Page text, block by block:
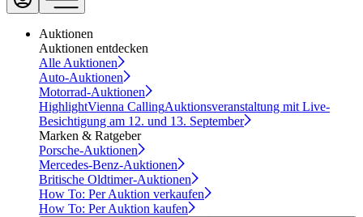
Auktionen
Auktionen entdecken
Alle Auktionen
Auto-Auktionen
Motorrad-Auktionen
HighlightVienna CallingAuktionsveranstaltung mit Live-
Besichtigung am 12. und 13. September
Marken & Ratgeber
Porsche-Auktionen
Mercedes-Benz-Auktionen
Britische Oldtimer-Auktionen
How To: Per Auktion verkaufen
How To: Per Auktion kaufen